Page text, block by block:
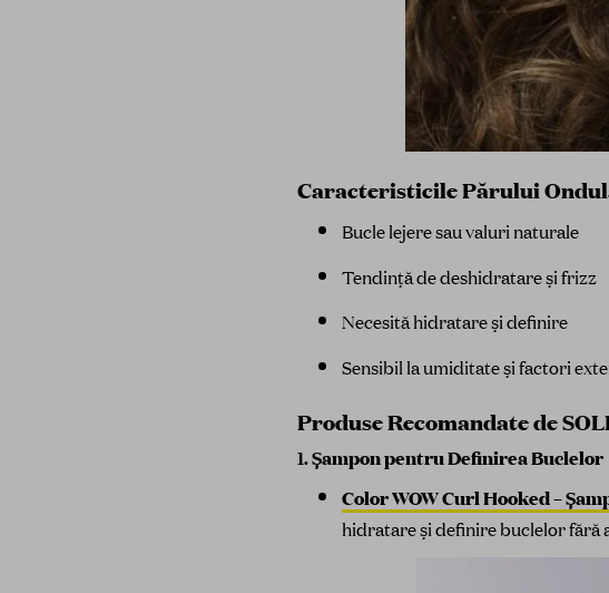
Caracteristicile Părului
Bucle lejere sau valuri naturale
Tendință de deshidratare și frizz
Necesită hidratare și definire
Sensibil la umiditate și factori
Produse Recomandate de
1.Șampon pentru Definirea Buclelor
Color WOW Curl Hooked –
hidratare și definire buclelor fără